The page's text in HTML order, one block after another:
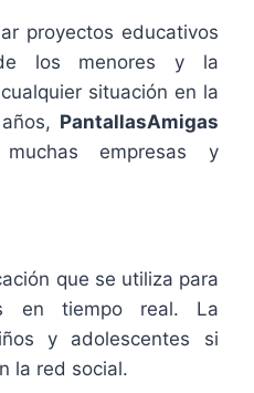
proyectos educativos
los menores y la
situación en la
PantallasAmigas
empresas y
que se utiliza para
en tiempo real. La
y adolescentes si
la red social.